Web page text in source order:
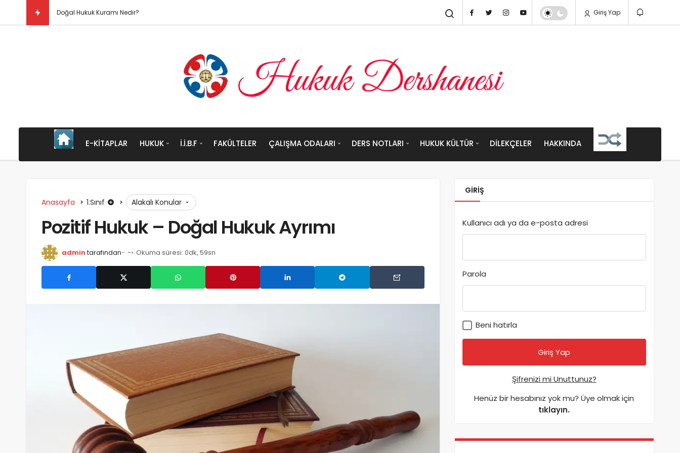
Doğal Hukuk Kuramı Nedir? Giriş Yap
E-KITAPLAR HUKUK İ.İ.B.F FAKÜLTELER ÇALIŞMA ODALARI DERS NOTLARI HUKUK KÜLTÜR DILEKÇELER HAKKINDA
Anasayfa 1.Sınıf Alakalı Konular
Pozitif Hukuk – Doğal Hukuk Ayrımı
admin tarafından - Okuma süresi: 0dk, 59sn
GIRIŞ
Kullanıcı adı ya da e-posta adresi
Parola
Beni hatırla
Şifrenizi mi Unuttunuz?
Henüz bir hesabınız yok mu? Üye olmak için
tıklayın.